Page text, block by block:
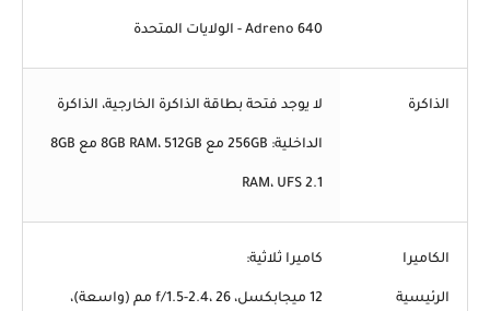
Adreno 640 - الولايات المتحدة
الذاكرة لا يوجد فتحة بطاقة الذاكرة الخارجية، الذاكرة
الداخلية: 256GB مع 8GB RAM، 512GB مع 8GB
RAM، UFS 2.1
الكاميرا
الرئيسية
كاميرا ثلاثية:
12 ميجابكسل، f/1.5-2.4، 26 مم (واسعة)،